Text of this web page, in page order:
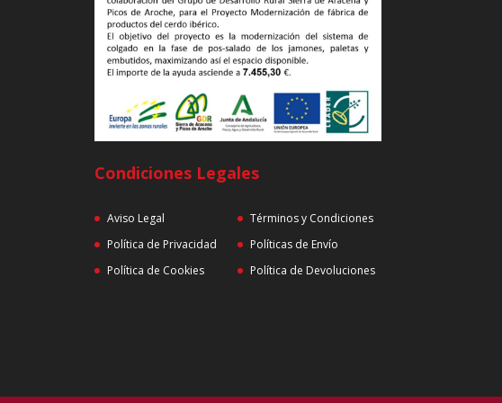
Condiciones Legales
Aviso Legal
Política de Privacidad
Política de Cookies
Términos y Condiciones
Políticas de Envío
Política de Devoluciones